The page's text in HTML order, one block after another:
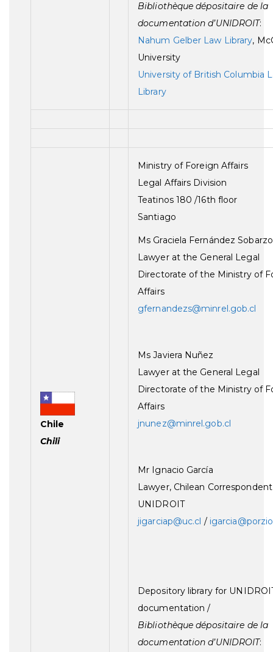
Bibliothèque dépositaire de la
documentation d’UNIDROIT:
Nahum Gelber Law Library,
University
University of British Columbia
Library
Chile
Chili
Ministry of Foreign Affairs
Legal Affairs Division
Teatinos 180 /16th floor
Santiago
Ms Graciela Fernández Sobarzo
Lawyer at the General Legal
Directorate of the Ministry of
Affairs
gfernandezs@minrel.gob.cl
Ms Javiera Nuñez
Lawyer at the General Legal
Directorate of the Ministry of
Affairs
jnunez@minrel.gob.cl
Mr Ignacio García
Lawyer, Chilean
UNIDROIT
jigarciap@uc.cl /
Depository library for
documentation /
Bibliothèque dépositaire de la
documentation d’UNIDROIT: